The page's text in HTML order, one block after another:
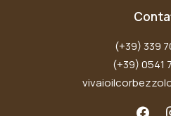
(+39) 339
(+39) 0541